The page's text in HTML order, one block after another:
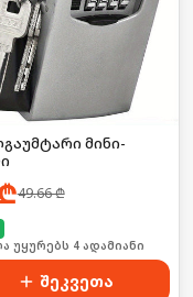
მინი-
49.66₾
24სთ-ში იყიდა 6-მა
შეკვეთა